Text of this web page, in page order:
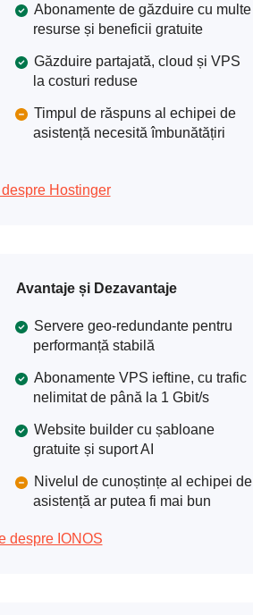
Hostinger
Abonamente de găzduire cu multe
resurse și beneficii gratuite
Găzduire partajată, cloud și VPS
la costuri reduse
Timpul de răspuns al echipei de
asistență necesită îmbunătățiri
despre IONOS
Avantaje și Dezavantaje
Servere geo-redundante pentru
performanță stabilă
Abonamente VPS ieftine, cu trafic
nelimitat de până la 1 Gbit/s
Website builder cu șabloane
gratuite și suport AI
Nivelul de cunoștințe al echipei de
asistență ar putea fi mai bun